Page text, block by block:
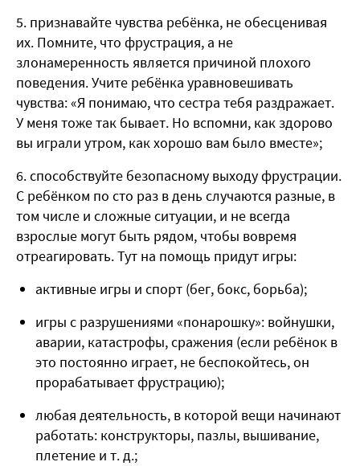
признавайте чувства ребёнка, не обесценивая
их. Помните, что фрустрация, а не
злонамеренность является причиной плохого
поведения. Учите ребёнка уравновешивать
чувства: «Я понимаю, что сестра тебя раздражает.
У меня тоже так бывает. Но вспомни, как здорово
вы играли утром, как хорошо вам было вместе»;
способствуйте безопасному выходу фрустрации.
С ребёнком по сто раз в день случаются разные, в
том числе и сложные ситуации, и не всегда
взрослые могут быть рядом, чтобы вовремя
отреагировать. Тут на помощь придут игры:
активные игры и спорт (бег, бокс, борьба);
игры с разрушениями «понарошку»: войнушки,
аварии, катастрофы, сражения (если ребёнок в
это постоянно играет, не беспокойтесь, он
прорабатывает фрустрацию);
любая деятельность, в которой вещи начинают
работать: конструкторы, пазлы, вышивание,
плетение и т. д.;